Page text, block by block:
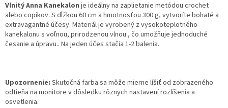
Vlnitý Anna Kanekalon je ideálny na zaplietanie metódou crochet
alebo copíkov. S dĺžkou 60 cm a hmotnosťou 300 g, vytvoríte bohaté a
extravagantné účesy. Materiál je vyrobený z vysokoteplotného
kanekalonu s voľnou, prirodzenou vlnou , čo umožňuje jednoduché
česanie a úpravu.. Na jeden účes stačia 1-2 balenia.
Upozornenie: Skutočná farba sa môže mierne líšiť od zobrazeného
odtieňa na monitore v dôsledku rôznych nastavení rozlíšenia a
osvetlenia.